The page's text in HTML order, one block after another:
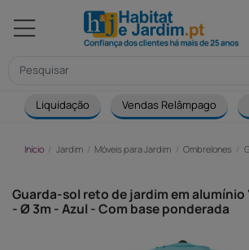
Liquidação Vendas Relâmpago
Início Jardim Móveis para Jardim Ombrelones
Guarda-sol reto de jardim em
- Ø 3m - Azul - Com base ponderada